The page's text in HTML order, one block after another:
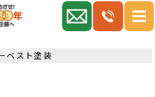
ベスト塗装